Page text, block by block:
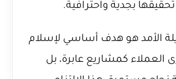
بجدية واحترافية.
الأمد هو هدف أساسي لإسلام
العملاء كمشاريع عابرة، بل